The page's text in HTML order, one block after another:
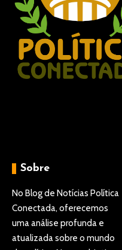
Sobre
No Blog de Notícias Política
Conectada, oferecemos
uma análise profunda e
atualizada sobre o mundo